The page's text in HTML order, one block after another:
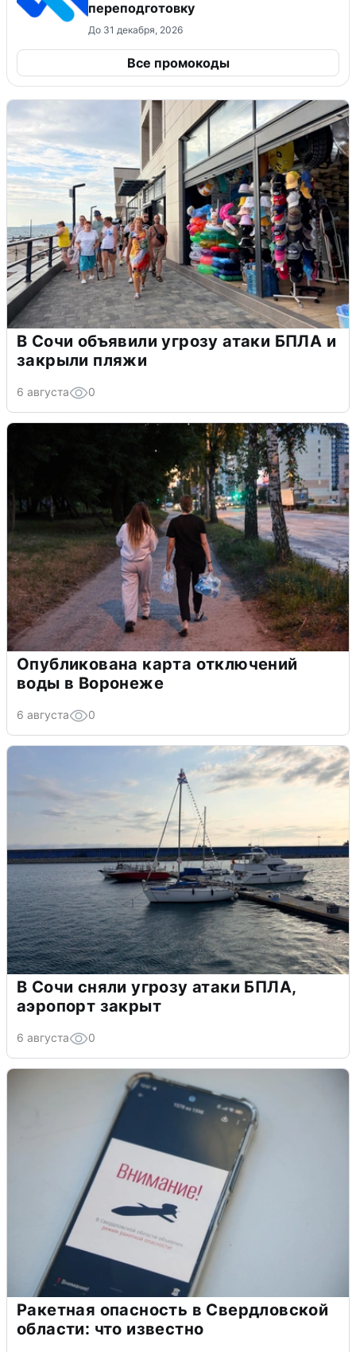
переподготовку
До 31 декабря, 2026
Все промокоды
В Сочи объявили угрозу атаки БПЛА и
закрыли пляжи
6 августа 0
Опубликована карта отключений
воды в Воронеже
6 августа 0
В Сочи сняли угрозу атаки БПЛА,
аэропорт закрыт
6 августа 0
Ракетная опасность в Свердловской
области: что известно